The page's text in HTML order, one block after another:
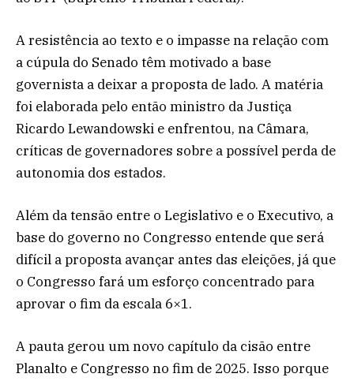
A resistência ao texto e o impasse na relação com
a cúpula do Senado têm motivado a base
governista a deixar a proposta de lado. A matéria
foi elaborada pelo então ministro da Justiça
Ricardo Lewandowski e enfrentou, na Câmara,
críticas de governadores sobre a possível perda de
autonomia dos estados.
Além da tensão entre o Legislativo e o Executivo, a
base do governo no Congresso entende que será
difícil a proposta avançar antes das eleições, já que
o Congresso fará um esforço concentrado para
aprovar o fim da escala 6×1.
A pauta gerou um novo capítulo da cisão entre
Planalto e Congresso no fim de 2025. Isso porque